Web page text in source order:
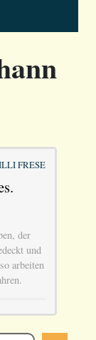
FRESE
der
und
arbeiten